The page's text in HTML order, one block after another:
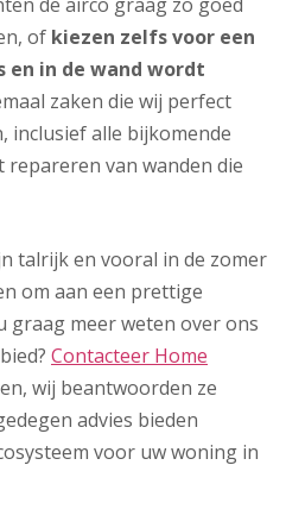
of kiezen zelfs voor een
in de wand wordt
zaken die wij perfect
inclusief alle bijkomende
repareren van wanden die
talrijk en vooral in de zomer
om aan een prettige
graag meer weten over ons
Contacteer Home
wij beantwoorden ze
advies bieden
voor uw woning in